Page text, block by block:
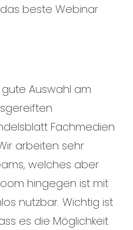
beste Webinar
Auswahl am
Fachmedien
arbeiten sehr
welches aber
hingegen ist mit
nutzbar. Wichtig ist
es die Möglichkeit